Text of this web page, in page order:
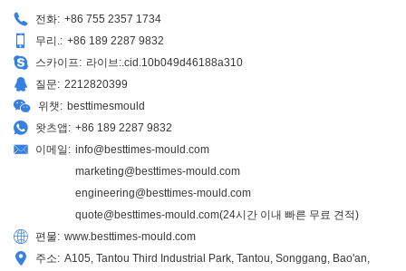
전화: +86 755 2357 1734
무리.: +86 189 2287 9832
스카이프: 라이브:.cid.10b049d46188a310
질문: 2212820399
위챗: besttimesmould
왓츠앱: +86 189 2287 9832
이메일: info@besttimes-mould.com
marketing@besttimes-mould.com
engineering@besttimes-mould.com
quote@besttimes-mould.com(24시간 이내 빠른 무료 견적)
편물: www.besttimes-mould.com
주소: A105, Tantou Third Industrial Park, Tantou, Songgang, Bao'an,